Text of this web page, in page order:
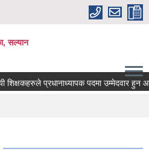
सल्यान
शिक्षकहरुले प्रधानाध्यापक पदमा उम्मेदवार हुन